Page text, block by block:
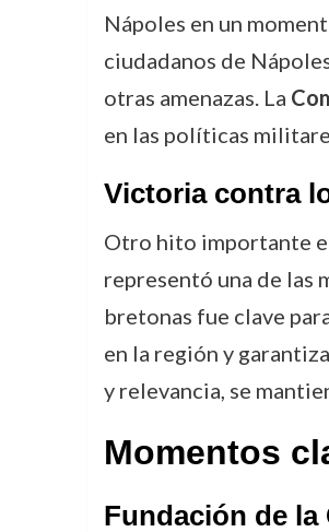
Nápoles en un
ciudadanos de
otras amenazas. La
en las políticas
Victoria contra
Otro hito importante
representó una de las
bretonas fue clave
en la región y
y relevancia, se
Momentos
Fundación de la